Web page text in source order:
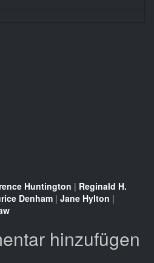
Huntington | Reginald H.
Denham | Jane Hylton |
hinzufügen